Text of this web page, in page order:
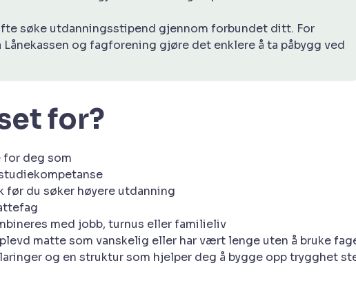
søke utdanningsstipend gjennom forbundet ditt. For
og fagforening gjøre det enklere å ta påbygg ved
for?
for deg som
før du søker høyere utdanning
med jobb, turnus eller familieliv
matte som vanskelig eller har vært lenge uten å bruke
og en struktur som hjelper deg å bygge opp trygghet